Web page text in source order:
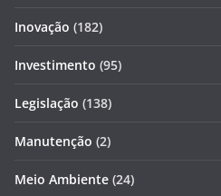
Inovação (182)
Investimento (95)
Legislação (138)
Manutenção (2)
Meio Ambiente (24)